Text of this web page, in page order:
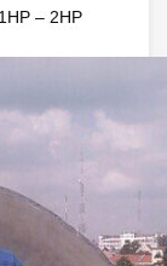
– 2HP